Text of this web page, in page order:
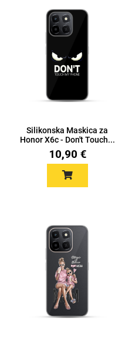
Silikonska Maskica za
Honor X6c - Don't Touch...
10,90 €